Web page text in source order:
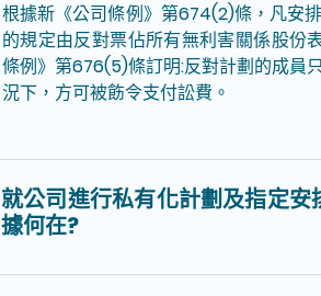
根據新《公司條例》第674(2)條，凡安
的規定由反對票佔所有無利害關係股份
條例》第676(5)條訂明:反對計劃的成員
況下，方可被飭令支付訟費。
就公司進行私有化計劃及指定
據何在?